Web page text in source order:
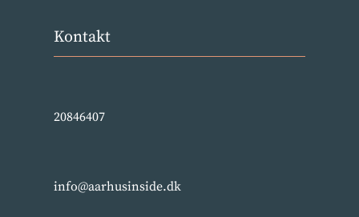
Kontakt
20846407
info@aarhusinside.dk